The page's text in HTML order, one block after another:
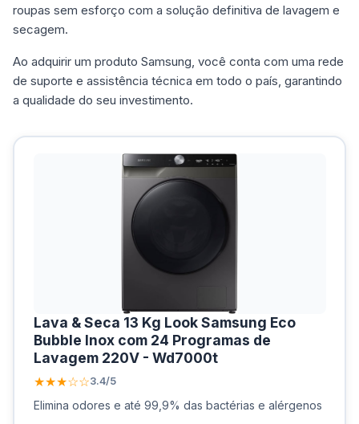
roupas sem esforço com a solução definitiva de lavagem e
secagem.
Ao adquirir um produto Samsung, você conta com uma rede
de suporte e assistência técnica em todo o país, garantindo
a qualidade do seu investimento.
Lava & Seca 13 Kg Look Samsung Eco
Bubble Inox com 24 Programas de
Lavagem 220V - Wd7000t
★★★☆☆3.4/5
Elimina odores e até 99,9% das bactérias e alérgenos